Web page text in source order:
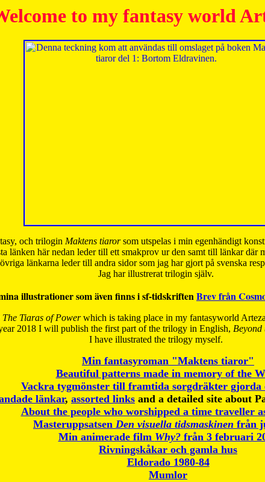
to my fantasy world
och trilogin Maktens tiarorsom utspelas i min egenhändigt
länken här nedan leder till ett smakprov ur den samt till länkar där
länkarna leder till andra sidor som jag har gjort på svenska
Jag har illustrerat trilogin själv.
illustrationer som även finns i sf-tidskriftenBrev från
The Tiaras of Powerwhich is taking place in my fantasyworld
2018 I will publish the first part of the trilogy in English, Beyond
I have illustrated the trilogy myself.
Min fantasyroman "Maktens tiaror"
Beautiful patterns made in memory of the
Vackra tygmönster till framtida sorgdräkter gjorda
länkar, assorted links and a detailed site about
About the people who worshipped a time traveller
Masteruppsatsen Den visuella tidsmaskinen från
Min animerade film Why?från 3 februari
Rivningskåkar och gamla hus
Eldorado 1980-84
Mumlor